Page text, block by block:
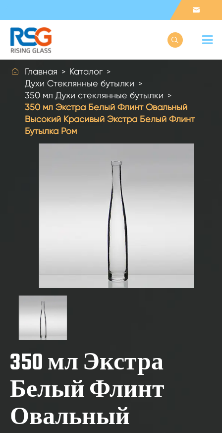


 Главная
Каталог
Духи Стеклянные бутылки
350 мл Духи стеклянные бутылки
350 мл Экстра Белый Флинт Овальный
Высокий Красивый Экстра Белый Флинт
Бутылка Ром
350 мл Экстра
Белый Флинт
Овальный